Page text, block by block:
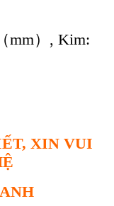
mm）, Kim:
XIN VUI